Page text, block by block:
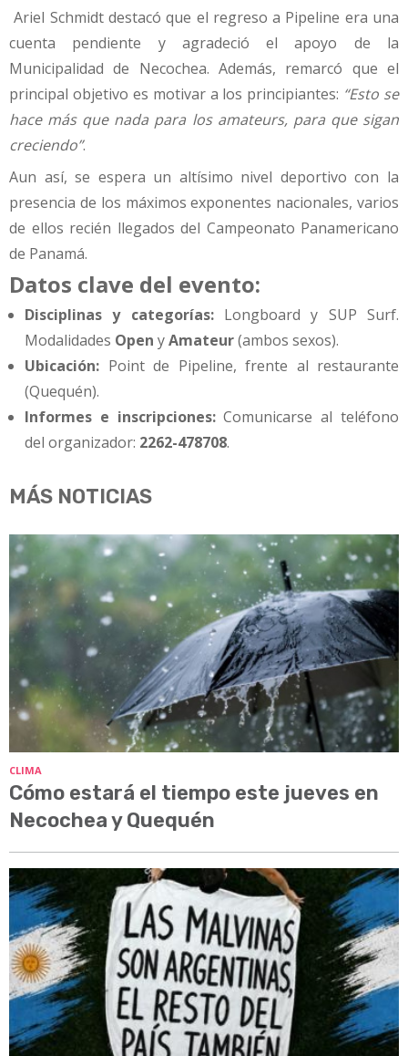
Ariel Schmidt destacó que el regreso a Pipeline era una
cuenta pendiente y agradeció el apoyo de la
Municipalidad de Necochea. Además, remarcó que el
principal objetivo es motivar a los principiantes: “Esto se
hace más que nada para los amateurs, para que sigan
creciendo”.
Aun así, se espera un altísimo nivel deportivo con la
presencia de los máximos exponentes nacionales, varios
de ellos recién llegados del Campeonato Panamericano
de Panamá.
Datos clave del evento:
Disciplinas y categorías:Longboard y SUP Surf.
Modalidades Open yAmateur(ambos sexos).
Ubicación: Point de Pipeline, frente al restaurante
(Quequén).
Informes e inscripciones:Comunicarse al teléfono
del organizador: 2262-478708.
MÁS NOTICIAS
CLIMA
Cómo estará el tiempo este jueves en
Necochea y Quequén